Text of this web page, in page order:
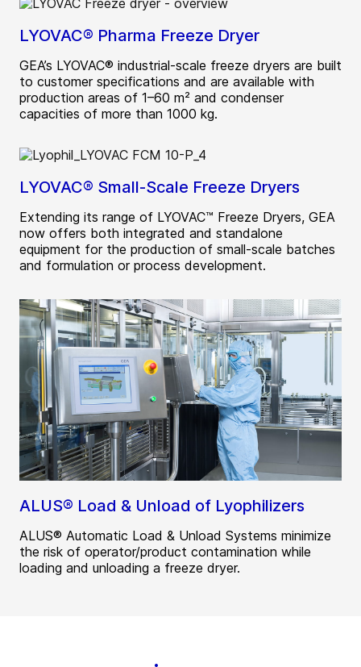
LYOVAC® Pharma Freeze Dryer
GEA’s LYOVAC® industrial-scale freeze dryers are built
to customer specifications and are available with
production areas of 1–60 m² and condenser
capacities of more than 1000 kg.
LYOVAC® Small-Scale Freeze Dryers
Extending its range of LYOVAC™ Freeze Dryers, GEA
now offers both integrated and standalone
equipment for the production of small-scale batches
and formulation or process development.
ALUS® Load & Unload of Lyophilizers
ALUS® Automatic Load & Unload Systems minimize
the risk of operator/product contamination while
loading and unloading a freeze dryer.